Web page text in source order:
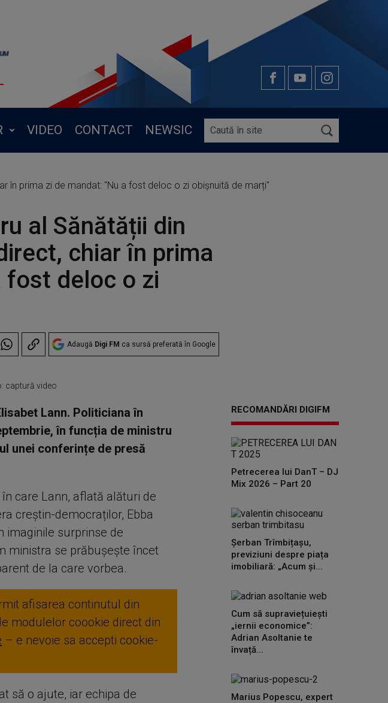
VIDEO CONTACT NEWSIC
în prima zi de mandat: "Nu a fost deloc o zi obișnuită de marți"
al Sănătății din
chiar în prima
fost deloc o zi
Adaugă Digi FM ca sursă preferată în Google
captură video
Lann. Politiciana în
în funcția de ministru
unei conferințe de presă
care Lann, aflată alături de
creștin-democraților, Ebba
imaginile surprinse de
ministra se prăbușește încet
de la care vorbea.
afisarea continutul din
modulelor coookie direct din
– e nevoie sa accepti cookie-
să o ajute, iar echipa de
RECOMANDĂRI DIGIFM
Petrecerea lui DanT – DJ
Mix 2026 – Part 20
Șerban Trîmbițașu,
previziuni despre piața
imobiliară: „Acum și...
Cum să supraviețuiești
„iernii economice”:
Adrian Asoltanie te
învață...
Marius Popescu, expert